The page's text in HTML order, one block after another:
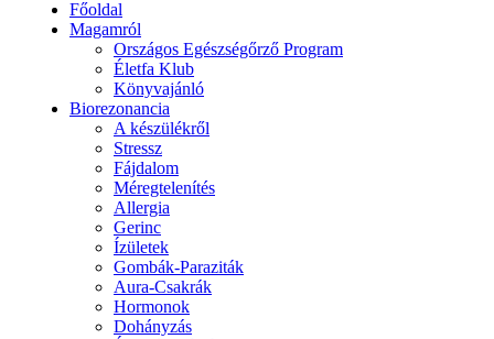
Főoldal
Magamról
Országos Egészségőrző Program
Életfa Klub
Könyvajánló
Biorezonancia
A készülékről
Stressz
Fájdalom
Méregtelenítés
Allergia
Gerinc
Ízületek
Gombák-Paraziták
Aura-Csakrák
Hormonok
Dohányzás